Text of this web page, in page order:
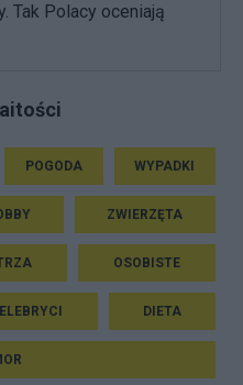
Tak Polacy oceniają
POGODA WYPADKI
ZWIERZĘTA
OSOBISTE
DIETA